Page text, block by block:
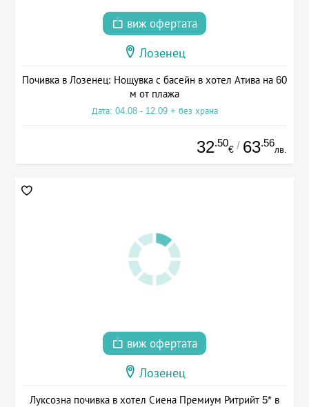
виж офертата
Лозенец
Почивка в Лозенец: Нощувка с басейн в хотел Атива на 60
м от плажа
Дата: 04.08 - 12.09 + без храна
32.50
€ / 63.56
лв.
виж офертата
Лозенец
Луксозна почивка в хотел Сиена Премиум Ритрийт 5* в